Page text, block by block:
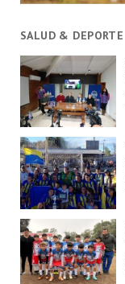
SALUD & DEPORTE